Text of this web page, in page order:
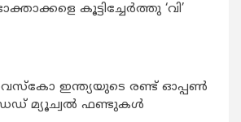
കൂട്ടിച്ചേർത്തു ‘വി’
ഇന്ത്യയുടെ രണ്ട് ഓപ്പണ്‍
മ്യൂച്വല്‍ ഫണ്ടുകള്‍